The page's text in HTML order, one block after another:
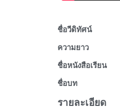
ชื่อวีดิทัศน์
ความยาว
ชื่อหนังสือเรียน
ชื่อบท
รายละเอียด